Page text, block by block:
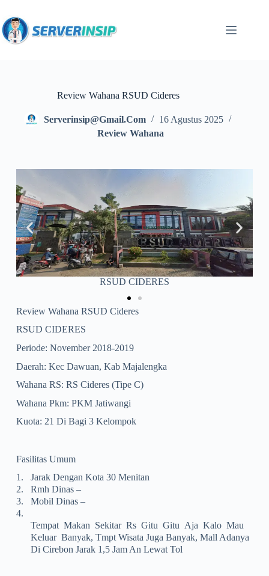
Review Wahana RSUD Cideres
Serverinsip@gmail.com
16 Agustus 2025
Review Wahana
PKM Jatiwangi
Review Wahana RSUD Cideres
RSUD CIDERES
Periode: November 2018-2019
Daerah: Kec Dawuan, Kab Majalengka
Wahana RS: RS Cideres (tipe C)
Wahana Pkm: PKM Jatiwangi
Kuota: 21 Di Bagi 3 Kelompok
Fasilitas Umum
1.
Jarak Dengan Kota 30 Menitan
2.
Rmh Dinas –
3.
Mobil Dinas –
4.
Tempat Makan Sekitar Rs Gitu Gitu Aja Kalo Mau
Keluar Banyak, Tmpt Wisata Juga Banyak, Mall Adanya
Di Cirebon Jarak 1,5 Jam An Lewat Tol